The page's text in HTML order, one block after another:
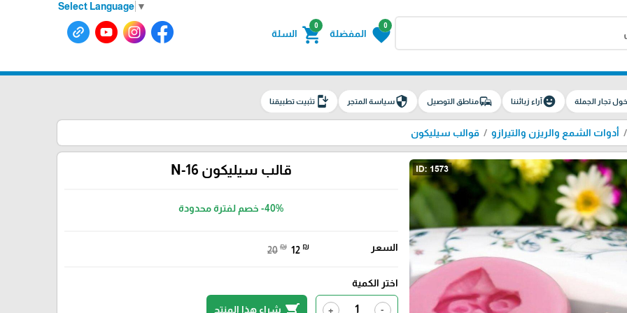
Select Language ▼
0
favorite المفضلة
0
shopping_cart السلة
تجار الجملة emoji_emotionsآراء زبائننا commuteمناطق التوصيل securityسياسة المتجر install_mobileتثبيت تطبيقنا
أدوات الشمع والريزن والتيرازو قوالب سيليكون
قالب سيليكون N-16
-40%خصم لفترة محدودة
السعر 20 ₪ 12 ₪
اختر الكمية
-
+ شراء هذا المنتج